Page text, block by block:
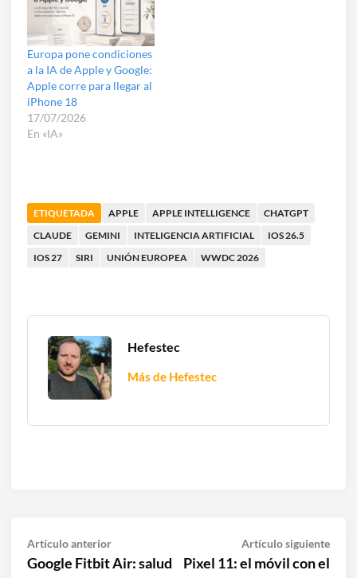
Europa pone condiciones
a la IA de Apple y Google:
Apple corre para llegar al
iPhone 18
17/07/2026
En «IA»
ETIQUETADA APPLE APPLE INTELLIGENCE
CHATGPT
CLAUDE
GEMINI INTELIGENCIA ARTIFICIAL
IOS 26.5
IOS 27
SIRI UNIÓN EUROPEA WWDC 2026
Hefestec
Más de Hefestec
Navegación
de
Artículo anteriorArtículo
anterior:
Google Fitbit Air: salud
Artículo siguiente
Pixel 11: el móvil con el